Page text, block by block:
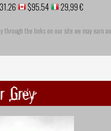
$95.54
29,99 €
the links on our site we may earn an
Grey